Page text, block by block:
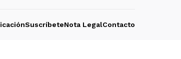
SuscríbeteNota LegalContacto